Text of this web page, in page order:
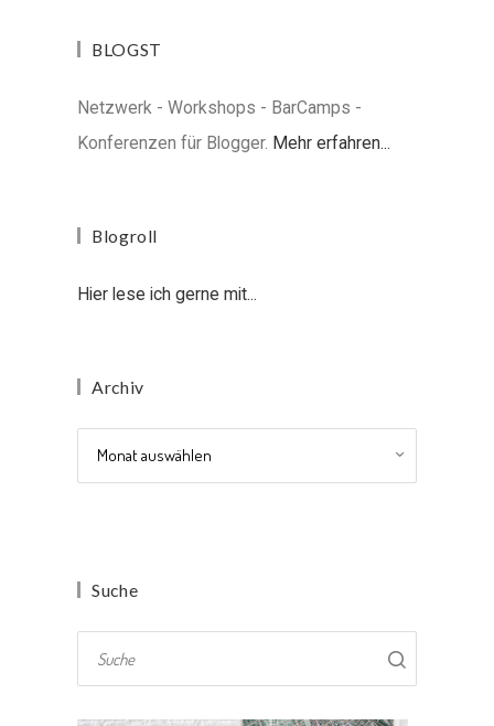
BLOGST
Netzwerk - Workshops - BarCamps -
Konferenzen für Blogger. Mehr erfahren...
Blogroll
Hier lese ich gerne mit...
Archiv
Suche